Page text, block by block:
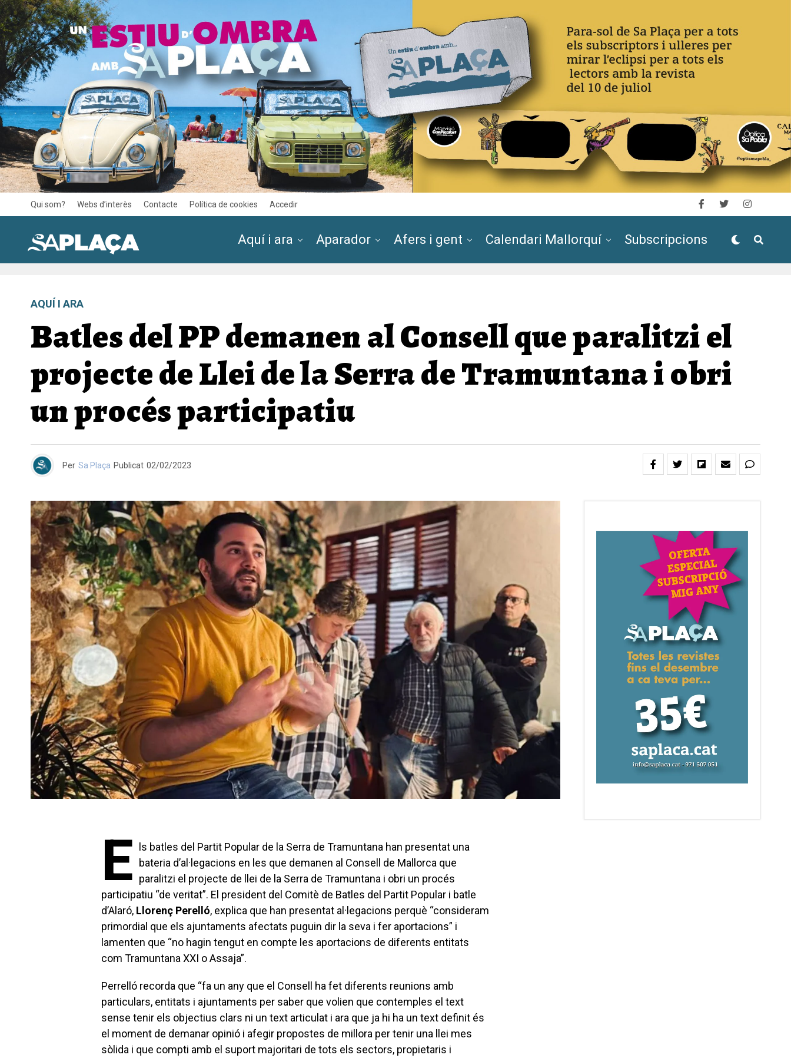
Qui som? Webs d’interès Contacte Política de cookies Accedir
Aquí i ara Aparador Afers i gent Calendari Mallorquí Subscripcions
AQUÍ I ARA
Batles del PP demanen al Consell que paralitzi el
projecte de Llei de la Serra de Tramuntana i obri
un procés participatiu
Per Sa Plaça Publicat 02/02/2023
E ls batles del Partit Popular de la Serra de Tramuntana han presentat una
bateria d’al·legacions en les que demanen al Consell de Mallorca que
paralitzi el projecte de llei de la Serra de Tramuntana i obri un procés
participatiu “de veritat”. El president del Comitè de Batles del Partit Popular i batle
d’Alaró, Llorenç Perelló, explica que han presentat al·legacions perquè “consideram
primordial que els ajuntaments afectats puguin dir la seva i fer aportacions” i
lamenten que “no hagin tengut en compte les aportacions de diferents entitats
com Tramuntana XXI o Assaja”.
Perrelló recorda que “fa un any que el Consell ha fet diferents reunions amb
particulars, entitats i ajuntaments per saber que volien que contemples el text
sense tenir els objectius clars ni un text articulat i ara que ja hi ha un text definit és
el moment de demanar opinió i afegir propostes de millora per tenir una llei mes
sòlida i que compti amb el suport majoritari de tots els sectors, propietaris i